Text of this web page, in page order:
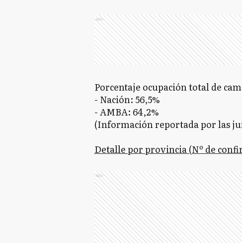
Ads
Porcentaje ocupación total de
- Nación: 56,5%
- AMBA: 64,2%
(Información reportada por las
Detalle por provincia (Nº de
Ads